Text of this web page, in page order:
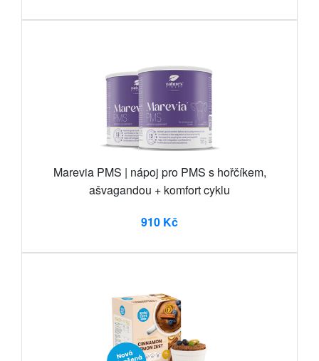
Marevia PMS | nápoj pro PMS s hořčíkem,
ašvagandou + komfort cyklu
910 Kč